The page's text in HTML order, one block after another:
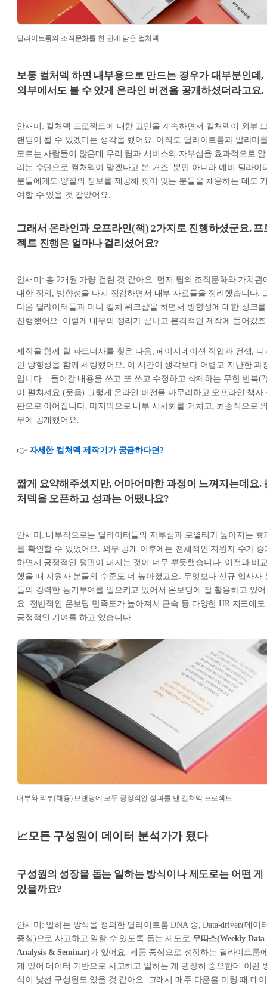
딜라이트룸의 조직문화를 한 권에 담은 컬처덱
보통 컬처덱 하면 내부용으로 만드는 경우가 대부분인데,
외부에서도 볼 수 있게 온라인 버전을 공개하셨더라고요.
안새미: 컬처덱 프로젝트에 대한 고민을 계속하면서 컬처덱이 외부
랜딩이 될 수 있겠다는 생각을 했어요. 아직도 딜라이트룸과 알라미
모르는 사람들이 많은데 우리 팀과 서비스의 자부심을 효과적으로 알
리는 수단으로 컬처덱이 맞겠다고 본 거죠. 뿐만 아니라 예비 딜라이
분들에게도 양질의 정보를 제공해 핏이 맞는 분들을 채용하는 데도
여할 수 있을 것 같았어요.
그래서 온라인과 오프라인(책) 2가지로 진행하셨군요. 프
젝트 진행은 얼마나 걸리셨어요?
안새미: 총 2개월 가량 걸린 것 같아요. 먼저 팀의 조직문화와 가치관
대한 정의, 방향성을 다시 점검하면서 내부 자료들을 정리했습니다.
다음 딜라이터들과 미니 컬처 워크샵을 하면서 방향성에 대한 싱크를
진행했어요. 이렇게 내부의 정리가 끝나고 본격적인 제작에 들어갔
제작을 함께 할 파트너사를 찾은 다음, 페이지네이션 작업과 컨셉, 디
인 방향성을 함께 세팅했어요. 이 시간이 생각보다 어렵고 지난한 과
입니다... 들어갈 내용을 쓰고 또 쓰고 수정하고 삭제하는 무한 반복
이 펼쳐져요.(웃음) 그렇게 온라인 버전을 마무리하고 오프라인 책자
판으로 이어집니다. 마지막으로 내부 시사회를 거치고, 최종적으로
부에 공개했어요.
👉 자세한 컬처덱 제작기가 궁금하다면?
짧게 요약해주셨지만, 어마어마한 과정이 느껴지는데요.
처덱을 오픈하고 성과는 어땠나요?
안새미: 내부적으로는 딜라이터들의 자부심과 로열티가 높아지는 효
를 확인할 수 있었어요. 외부 공개 이후에는 전체적인 지원자 수가 증
하면서 긍정적인 평판이 퍼지는 것이 너무 뿌듯했습니다. 이전과 비
했을 때 지원자 분들의 수준도 더 높아졌고요. 무엇보다 신규 입사자
들의 강력한 동기부여를 일으키고 있어서 온보딩에 잘 활용하고 있어
요. 전반적인 온보딩 만족도가 높아져서 근속 등 다양한 HR 지표에도
긍정적인 기여를 하고 있습니다.
내부와 외부(채용) 브랜딩에 모두 긍정적인 성과를 낸 컬처덱 프로젝트.
📈모든 구성원이 데이터 분석가가 됐다
구성원의 성장을 돕는 일하는 방식이나 제도로는 어떤 게
있을까요?
안새미: 일하는 방식을 정의한 딜라이트룸 DNA 중, Data-driven(데이
중심)으로 사고하고 일할 수 있도록 돕는 제도로 우따스(Weekly Data
Analysis & Seminar)가 있어요. 제품 중심으로 성장하는 딜라이트룸
게 있어 데이터 기반으로 사고하고 일하는 게 굉장히 중요한데 이런
식이 낯선 구성원도 있을 것 같아요. 그래서 매주 타운홀 미팅 때 데이